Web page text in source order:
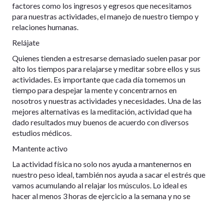
factores como los ingresos y egresos que necesitamos
para nuestras actividades, el manejo de nuestro tiempo y
relaciones humanas.
Relájate
Quienes tienden a estresarse demasiado suelen pasar por
alto los tiempos para relajarse y meditar sobre ellos y sus
actividades. Es importante que cada día tomemos un
tiempo para despejar la mente y concentrarnos en
nosotros y nuestras actividades y necesidades. Una de las
mejores alternativas es la meditación, actividad que ha
dado resultados muy buenos de acuerdo con diversos
estudios médicos.
Mantente activo
La actividad física no solo nos ayuda a mantenernos en
nuestro peso ideal, también nos ayuda a sacar el estrés que
vamos acumulando al relajar los músculos. Lo ideal es
hacer al menos 3 horas de ejercicio a la semana y no se